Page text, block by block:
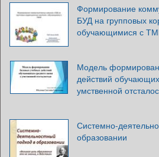
Формирование
БУД на групповых
обучающимися с
Модель
действий
умственной
Системно-
образовании